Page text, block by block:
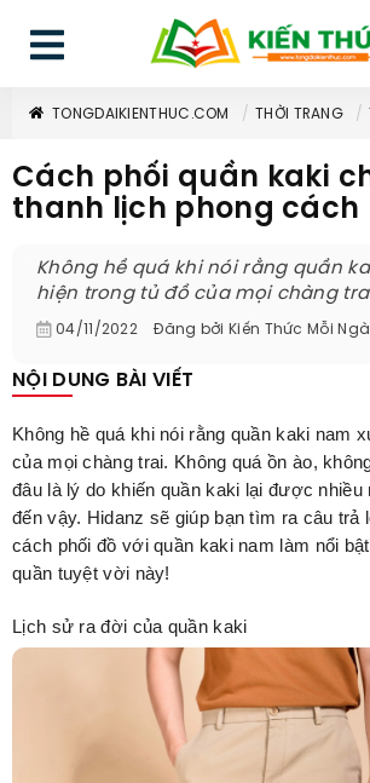
TONGDAIKIENTHUC.COM THỜI TRANG
Cách phối quần kaki
thanh lịch phong cách
Không hề quá khi nói rằng quần
hiện trong tủ đồ của mọi chàng
04/11/2022 Đăng bởi Kiến Thức Mỗi
NỘI DUNG BÀI VIẾT
Không hề quá khi nói rằng quần kaki nam
của mọi chàng trai. Không quá ồn ào,
đâu là lý do khiến quần kaki lại được
đến vậy. Hidanz sẽ giúp bạn tìm ra câu trả
cách phối đồ với quần kaki nam làm nổi
quần tuyệt vời này!
Lịch sử ra đời của quần kaki